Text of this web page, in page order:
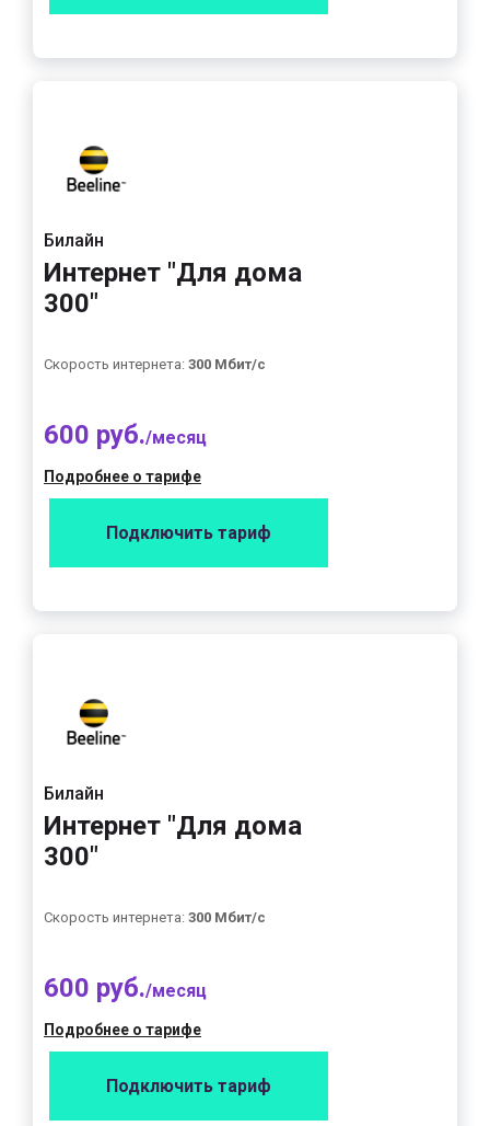
Билайн
Интернет "Для дома
300"
Скорость интернета: 300 Мбит/с
600 руб./месяц
Подробнее о тарифе
Подключить тариф
Билайн
Интернет "Для дома
300"
Скорость интернета: 300 Мбит/с
600 руб./месяц
Подробнее о тарифе
Подключить тариф